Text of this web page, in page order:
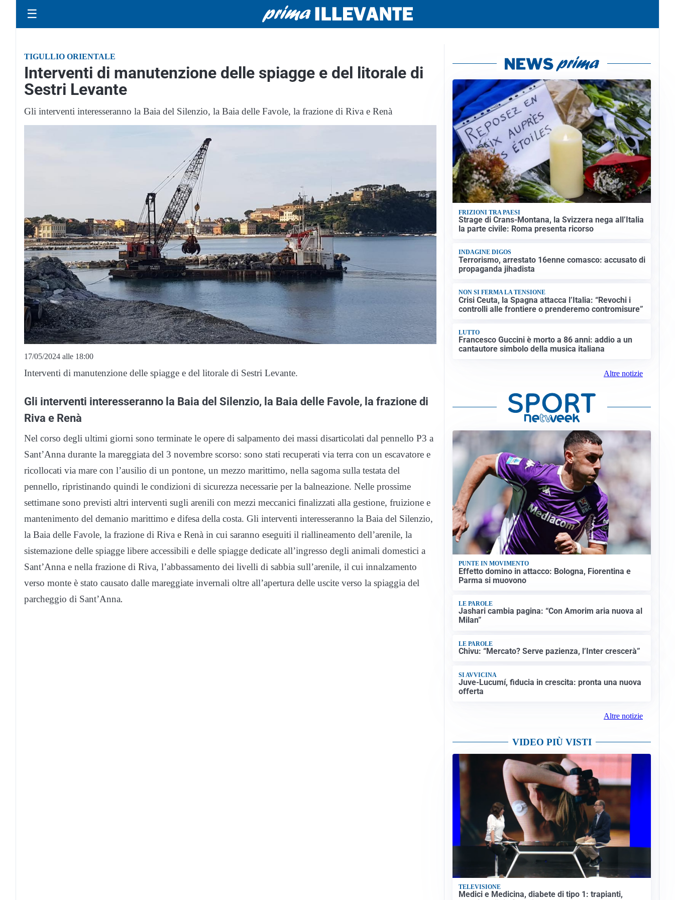
☰
TIGULLIO ORIENTALE
Interventi di manutenzione delle spiagge e del litorale di
Sestri Levante
Gli interventi interesseranno la Baia del Silenzio, la Baia delle Favole, la frazione di Riva e Renà
17/05/2024 alle 18:00
Interventi di manutenzione delle spiagge e del litorale di Sestri Levante.
Gli interventi interesseranno la Baia del Silenzio, la Baia delle Favole, la frazione di
Riva e Renà
Nel corso degli ultimi giorni sono terminate le opere di salpamento dei massi disarticolati dal pennello P3 a
Sant’Anna durante la mareggiata del 3 novembre scorso: sono stati recuperati via terra con un escavatore e
ricollocati via mare con l’ausilio di un pontone, un mezzo marittimo, nella sagoma sulla testata del
pennello, ripristinando quindi le condizioni di sicurezza necessarie per la balneazione. Nelle prossime
settimane sono previsti altri interventi sugli arenili con mezzi meccanici finalizzati alla gestione, fruizione e
mantenimento del demanio marittimo e difesa della costa. Gli interventi interesseranno la Baia del Silenzio,
la Baia delle Favole, la frazione di Riva e Renà in cui saranno eseguiti il riallineamento dell’arenile, la
sistemazione delle spiagge libere accessibili e delle spiagge dedicate all’ingresso degli animali domestici a
Sant’Anna e nella frazione di Riva, l’abbassamento dei livelli di sabbia sull’arenile, il cui innalzamento
verso monte è stato causato dalle mareggiate invernali oltre all’apertura delle uscite verso la spiaggia del
parcheggio di Sant’Anna.
FRIZIONI TRA PAESI
Strage di Crans-Montana, la Svizzera nega all’Italia
la parte civile: Roma presenta ricorso
INDAGINE DIGOS
Terrorismo, arrestato 16enne comasco: accusato di
propaganda jihadista
NON SI FERMA LA TENSIONE
Crisi Ceuta, la Spagna attacca l’Italia: “Revochi i
controlli alle frontiere o prenderemo contromisure”
LUTTO
Francesco Guccini è morto a 86 anni: addio a un
cantautore simbolo della musica italiana
Altre notizie
PUNTE IN MOVIMENTO
Effetto domino in attacco: Bologna, Fiorentina e
Parma si muovono
LE PAROLE
Jashari cambia pagina: “Con Amorim aria nuova al
Milan”
LE PAROLE
Chivu: “Mercato? Serve pazienza, l’Inter crescerà”
SI AVVICINA
Juve-Lucumí, fiducia in crescita: pronta una nuova
offerta
Altre notizie
VIDEO PIÙ VISTI
TELEVISIONE
Medici e Medicina, diabete di tipo 1: trapianti,